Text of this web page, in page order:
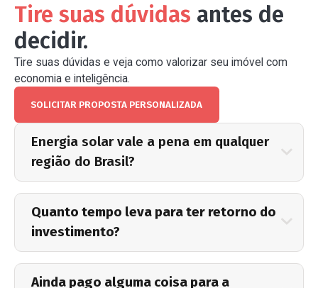
Tire suas dúvidas antes de
decidir.
Tire suas dúvidas e veja como valorizar seu imóvel com
economia e inteligência.
SOLICITAR PROPOSTA PERSONALIZADA
Energia solar vale a pena em qualquer
região do Brasil?
Sim. O Brasil é um dos países com maior
índice de irradiação solar do mundo — não
existe região ruim para geração fotovoltaica.
O sistema é dimensionado pela irradiação
média anual da sua cidade, garantindo
geração consistente o ano todo.
Quanto tempo leva para ter retorno do
investimento?
Entre 3 e 5 anos em média. Com
Ainda pago alguma coisa para a